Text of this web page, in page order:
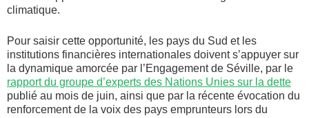
climatique.
Pour saisir cette opportunité, les pays du Sud et les
institutions financières internationales doivent s’appuyer sur
la dynamique amorcée par l’Engagement de Séville, par le
rapport du groupe d’experts des Nations Unies sur la dette
publié au mois de juin, ainsi que par la récente évocation du
renforcement de la voix des pays emprunteurs lors du